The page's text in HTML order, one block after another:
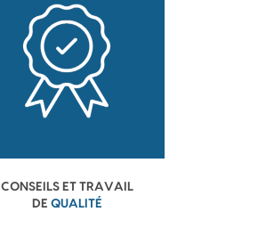
CONSEILS ET TRAVAIL
DE QUALITÉ